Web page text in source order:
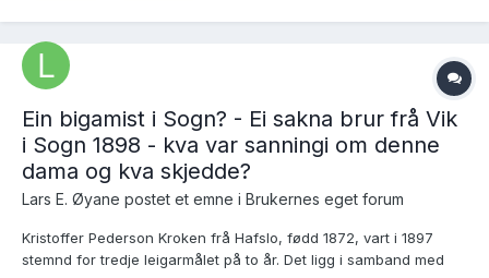
Ein bigamist i Sogn? - Ei sakna brur frå Vik
i Sogn 1898 - kva var sanningi om denne
dama og kva skjedde?
Lars E. Øyane postet et emne i Brukernes eget forum
Kristoffer Pederson Kroken frå Hafslo, fødd 1872, vart i 1897
stemnd for tredje leigarmålet på to år. Det ligg i samband med